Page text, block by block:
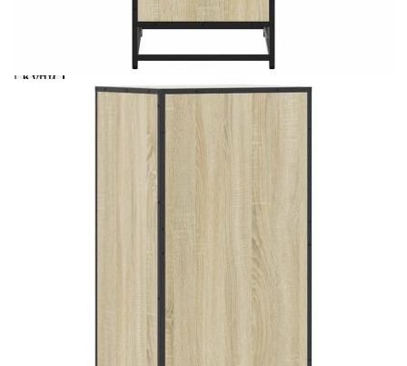
Предоставената таблица е с информационна цел.
Добавете продукта в количката си с бутона "Добави в
количката" и при поръчка ще можете да изберете броя
вноски на кредита.
Когато плащате с NewPay, всъщност NewPay плаща
поръчката Ви вместо Вас. Вие я получавате и
разполагате с три начина да я платите към тях:
Отложено до 30 дни от момента на изпращане на
поръчката без оскъпяване. За покупки на стойност до
Плащане на 4 вноски. Заплащате 20% от стойността на
поръчката си на момента с карта. Останалата сума се
разделя на 3 равни месечни вноски без оскъпяване. За
покупки на стойност до 1000 лв. / €511.31
Плащане на 6 вноски. Стойността на поръчката се
разпределя в 6 равни месечни вноски с оскъпяване. За
покупки на стойност до 2000 лв. / €1022.61